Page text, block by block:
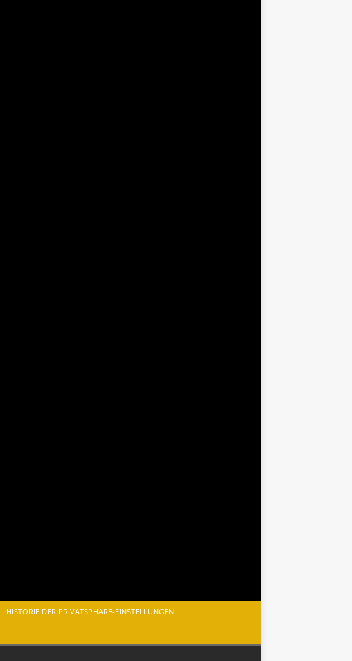
HISTORIE DER PRIVATSPHÄRE-EINSTELLUNGEN